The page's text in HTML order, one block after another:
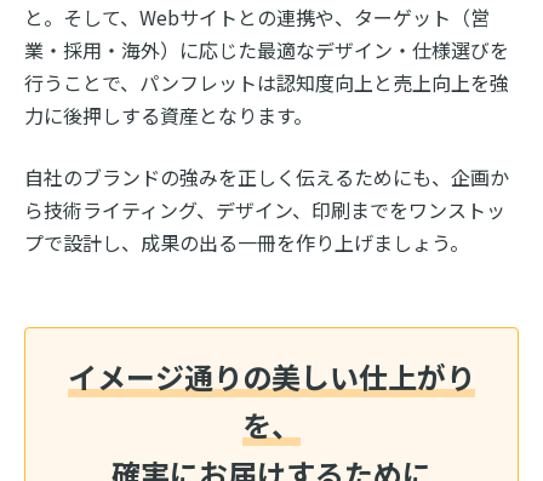
と。そして、Webサイトとの連携や、ターゲット（営
業・採用・海外）に応じた最適なデザイン・仕様選びを
行うことで、パンフレットは認知度向上と売上向上を強
力に後押しする資産となります。
自社のブランドの強みを正しく伝えるためにも、企画か
ら技術ライティング、デザイン、印刷までをワンストッ
プで設計し、成果の出る一冊を作り上げましょう。
イメージ通りの美しい仕上がり
を、